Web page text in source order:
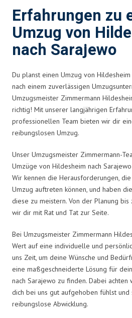
Erfahrungen zu
Umzug von
nach Sarajewo
Du planst einen Umzug von
nach einem zuverlässigen
Umzugsmeister Zimmermann
richtig! Mit unserer langjährigen
professionellen Team bieten wir dir
reibungslosen Umzug.
Unser Umzugsmeister Zimmermann-
Umzüge von Hildesheim nach
Wir kennen die Herausforderungen,
Umzug auftreten können, und haben
diese zu meistern. Von der Planung bis
wir dir mit Rat und Tat zur Seite.
Bei Umzugsmeister Zimmermann
Wert auf eine individuelle und
uns Zeit, um deine Wünsche und
eine maßgeschneiderte Lösung für
nach Sarajewo zu finden. Dabei achten
dich bei uns gut aufgehoben fühlst
reibungslose Abwicklung.